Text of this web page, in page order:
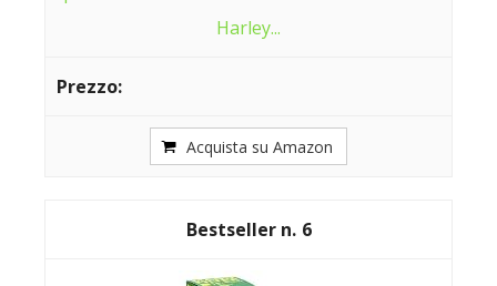
Harley...
Acquista su Amazon
6